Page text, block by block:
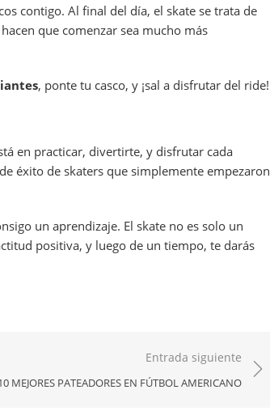
contigo. Al final del día, el skate se trata de
que comenzar sea mucho más
, ponte tu casco, y ¡sal a disfrutar del ride!
en practicar, divertirte, y disfrutar cada
éxito de skaters que simplemente empezaron
un aprendizaje. El skate no es solo un
positiva, y luego de un tiempo, te darás
Entrada siguiente
MEJORES PATEADORES EN FÚTBOL AMERICANO